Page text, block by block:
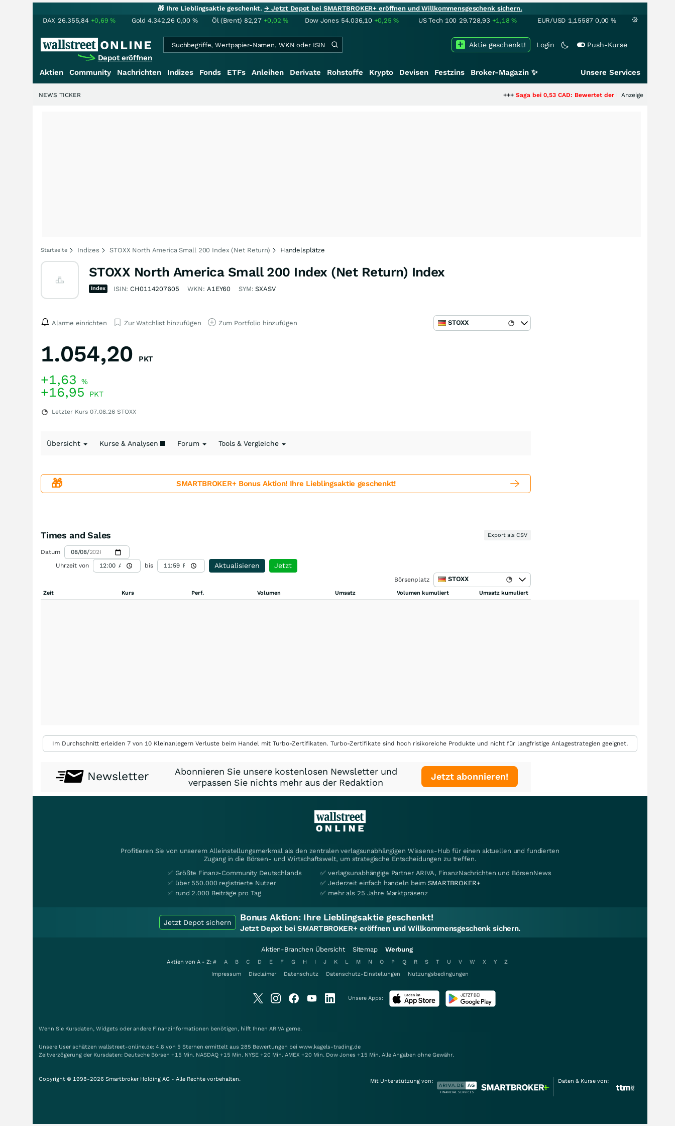
🎁 Ihre Lieblingsaktie geschenkt.→ Jetzt Depot bei SMARTBROKER+ eröffnen und Willkommensgeschenk sichern.
DAX 26.355,84 +0,69% Gold 4.342,26 0,00 % Öl (Brent) 82,27 +0,02% Dow Jones 54.036,10 +0,25% US Tech 100 29.728,93 +1,18% EUR/USD 1,15587 0,00 %
Depot eröffnen
Login Push-Kurse
Aktie geschenkt!
Aktien Community Nachrichten Indizes Fonds ETFs Anleihen Derivate Rohstoffe Krypto Devisen Festzins Broker-Magazin ✨ Unsere Services
Saga bei 0,53 CAD: Bewertet der Markt noch immer nur
Anzeige
NEWS TICKER
Startseite Indizes STOXX North America Small 200 Index (Net Return) Handelsplätze
STOXX North America Small 200 Index (Net Return) Index
Index ISIN: CH0114207605 WKN: A1EY60 SYM:SXASV
Alarme einrichten Zur Watchlist hinzufügen Zum Portfolio hinzufügen STOXX
1.054,20 PKT
+1,63 %
+16,95 PKT
Letzter Kurs 07.08.26 STOXX
Übersicht Kurse & Analysen Forum Tools & Vergleiche
🎁 SMARTBROKER+ Bonus Aktion! Ihre Lieblingsaktie geschenkt!
Times and Sales Export als CSV
Datum
Uhrzeit von
bis Aktualisieren Jetzt
Börsenplatz STOXX
Zeit Kurs Perf. Volumen Umsatz Volumen kumuliert Umsatz kumuliert
Im Durchschnitt erleiden 7 von 10 Kleinanlegern Verluste beim Handel mit Turbo-Zertifikaten. Turbo-Zertifikate sind hoch risikoreiche Produkte und nicht für langfristige Anlagestrategien geeignet.
Newsletter
Abonnieren Sie unsere kostenlosen Newsletter und
verpassen Sie nichts mehr aus der Redaktion
Jetzt abonnieren!
Profitieren Sie von unserem Alleinstellungsmerkmal als den zentralen verlagsunabhängigen Wissens-Hub für einen aktuellen und fundierten
Zugang in die Börsen- und Wirtschaftswelt, um strategische Entscheidungen zu treffen.
✅ Größte Finanz-Community Deutschlands
✅ über 550.000 registrierte Nutzer
✅ rund 2.000 Beiträge pro Tag
✅ verlagsunabhängige Partner ARIVA, FinanzNachrichten und BörsenNews
✅ Jederzeit einfach handeln beimSMARTBROKER+
✅ mehr als 25 Jahre Marktpräsenz
Jetzt Depot sichern Bonus Aktion: Ihre Lieblingsaktie geschenkt!
Jetzt Depot bei SMARTBROKER+ eröffnen und Willkommensgeschenk sichern.
Aktien-Branchen Übersicht Sitemap Werbung
Aktien von A - Z: # A B C D E F G H I J K L M N O P Q R S T U V W X Y
Z
Impressum
Disclaimer Datenschutz Datenschutz-Einstellungen Nutzungsbedingungen
Unsere Apps:
Wenn Sie Kursdaten, Widgets oder andere Finanzinformationen benötigen, hilft Ihnen ARIVA gerne.
Unsere User schätzen wallstreet-online.de: 4.8 von 5 Sternen ermittelt aus 285 Bewertungen bei www.kagels-trading.de
Zeitverzögerung der Kursdaten: Deutsche Börsen +15 Min. NASDAQ +15 Min. NYSE +20 Min. AMEX +20 Min. Dow Jones +15 Min. Alle Angaben ohne Gewähr.
Copyright © 1998-2026 Smartbroker Holding AG - Alle Rechte vorbehalten. Mit Unterstützung von: Daten & Kurse von: